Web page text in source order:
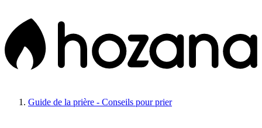
Guide de la prière - Conseils pour prier